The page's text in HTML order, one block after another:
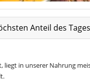
Anteil des
liegt in unserer Nahrung